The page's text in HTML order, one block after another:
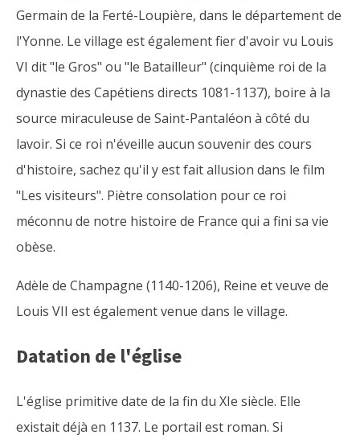
Germain de la Ferté-Loupière, dans le département de
l'Yonne. Le village est également fier d'avoir vu Louis
VI dit "le Gros" ou "le Batailleur" (cinquième roi de la
dynastie des Capétiens directs 1081-1137), boire à la
source miraculeuse de Saint-Pantaléon à côté du
lavoir. Si ce roi n'éveille aucun souvenir des cours
d'histoire, sachez qu'il y est fait allusion dans le film
"Les visiteurs". Piètre consolation pour ce roi
méconnu de notre histoire de France qui a fini sa vie
obèse.
Adèle de Champagne (1140-1206), Reine et veuve de
Louis VII est également venue dans le village.
Datation de l'église
L'église primitive date de la fin du XIe siècle. Elle
existait déjà en 1137. Le portail est roman. Si